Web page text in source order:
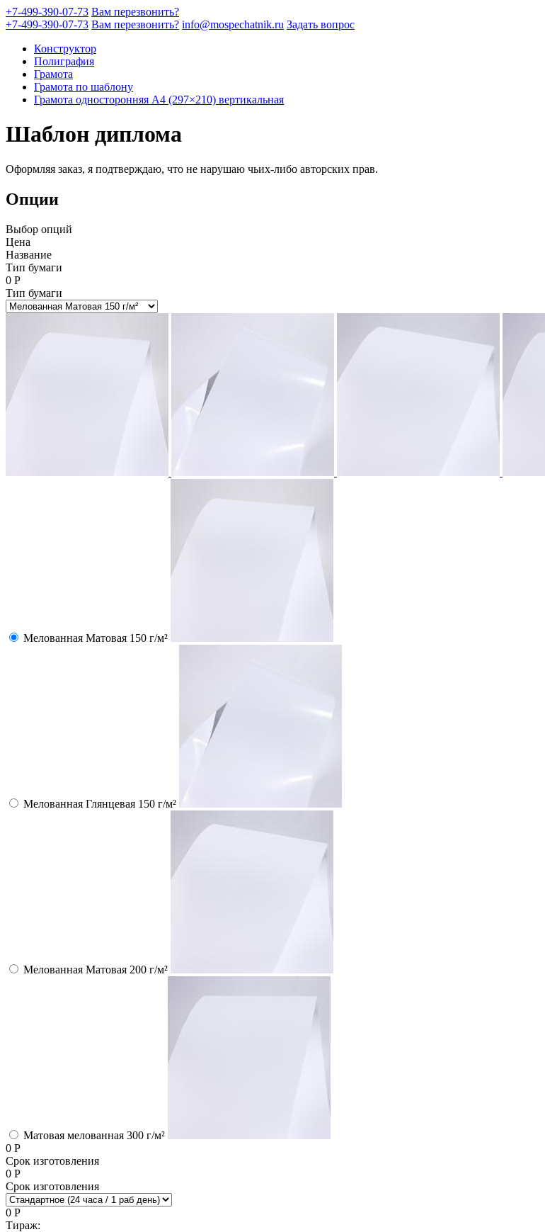
+7-499-390-07-73 Вам перезвонить?
+7-499-390-07-73 Вам перезвонить? info@mospechatnik.ru Задать вопрос
Конструктор
Полиграфия
Грамота
Грамота по шаблону
Грамота односторонняя A4 (297×210) вертикальная
Шаблон диплома
Оформляя заказ, я подтверждаю, что не нарушаю чьих-либо авторских прав.
Опции
Выбор опций
Цена
Название
Тип бумаги
0 Р
Тип бумаги
Мелованная Матовая 150 г/м²
Мелованная Глянцевая 150 г/м²
Мелованная Матовая 200 г/м²
Матовая мелованная 300 г/м²
0 Р
Срок изготовления
0 Р
Срок изготовления
0 Р
Тираж: